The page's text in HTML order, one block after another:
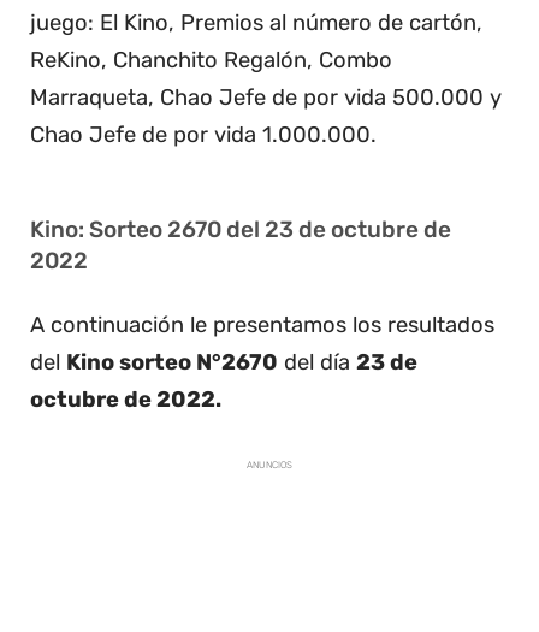
juego: El Kino, Premios al número de cartón,
ReKino, Chanchito Regalón, Combo
Marraqueta, Chao Jefe de por vida 500.000 y
Chao Jefe de por vida 1.000.000.
Kino: Sorteo 2670 del 23 de octubre de
2022
A continuación le presentamos los resultados
del Kino sorteo N°2670 del día 23 de
octubre de 2022.
ANUNCIOS